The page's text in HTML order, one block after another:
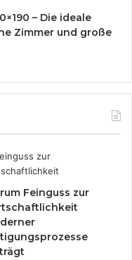
– Die ideale
Zimmer und große
Feinguss zur